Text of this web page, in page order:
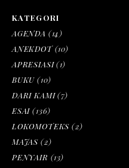
KATEGORI
AGENDA (14)
ANEKDOT(10)
APRESIASI(1)
BUKU (10)
DARI KAMI(7)
ESAI (136)
LOKOMOTEKS (2)
MAJAS (2)
PENYAIR (13)